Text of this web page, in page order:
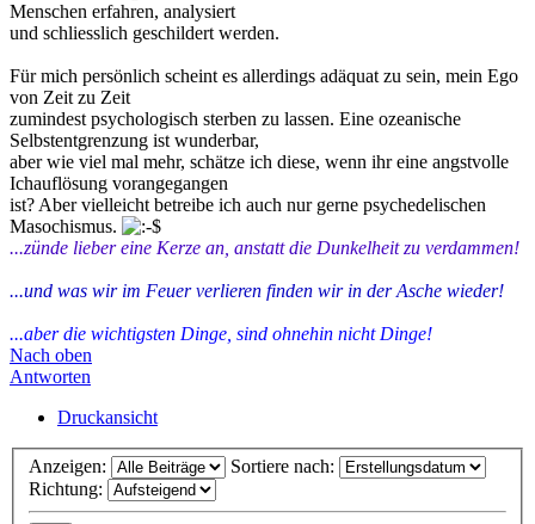
Menschen erfahren, analysiert
und schliesslich geschildert werden.
Für mich persönlich scheint es allerdings adäquat zu sein, mein Ego
von Zeit zu Zeit
zumindest psychologisch sterben zu lassen. Eine ozeanische
Selbstentgrenzung ist wunderbar,
aber wie viel mal mehr, schätze ich diese, wenn ihr eine angstvolle
Ichauflösung vorangegangen
ist? Aber vielleicht betreibe ich auch nur gerne psychedelischen
Masochismus.
...zünde lieber eine Kerze an, anstatt die Dunkelheit zu verdammen!
...und was wir im Feuer verlieren finden wir in der Asche wieder!
...aber die wichtigsten Dinge, sind ohnehin nicht Dinge!
Nach oben
Antworten
Druckansicht
Anzeigen:
Sortiere nach:
Richtung: